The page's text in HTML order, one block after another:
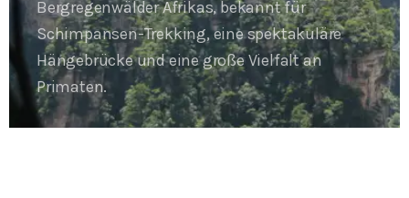
Bergregenwälder Afrikas, bekannt für
Schimpansen-Trekking, eine spektakuläre
Hängebrücke und eine große Vielfalt an
Primaten.